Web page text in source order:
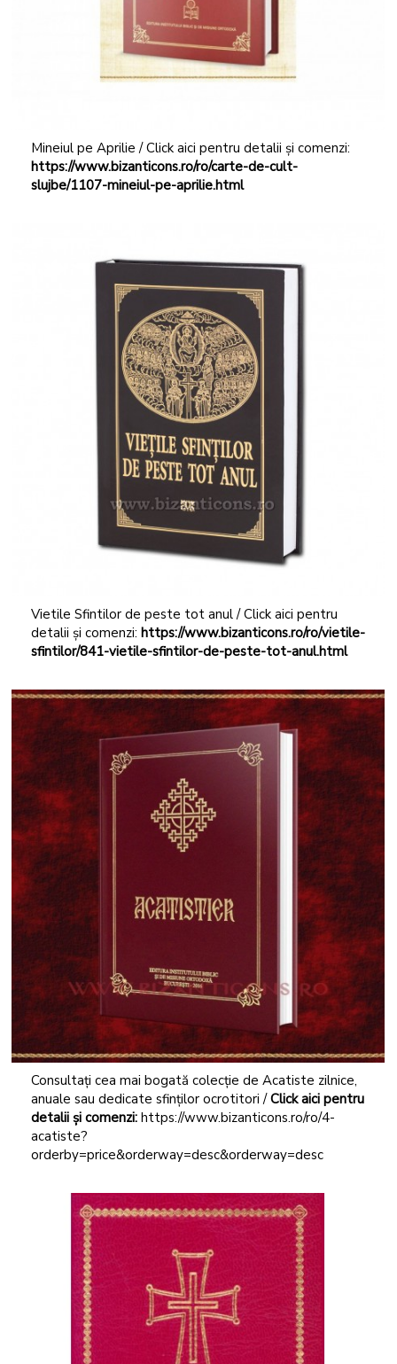
Mineiul pe Aprilie / Click aici pentru detalii și comenzi:
https://www.bizanticons.ro/ro/carte-de-cult-
slujbe/1107-mineiul-pe-aprilie.html
Vietile Sfintilor de peste tot anul / Click aici pentru
detalii și comenzi: https://www.bizanticons.ro/ro/vietile-
sfintilor/841-vietile-sfintilor-de-peste-tot-anul.html
Consultați cea mai bogată colecție de Acatiste zilnice,
anuale sau dedicate sfinților ocrotitori /Click aici pentru
detalii și comenzi: https://www.bizanticons.ro/ro/4-
acatiste?
orderby=price&orderway=desc&orderway=desc